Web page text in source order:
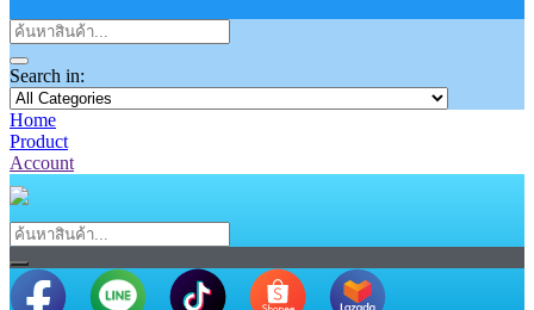
Search in:
Home
Product
Account